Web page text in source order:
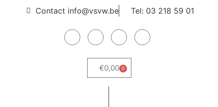
Contact info@vsvw.be Tel: 03 218 59 01
€0,00 0